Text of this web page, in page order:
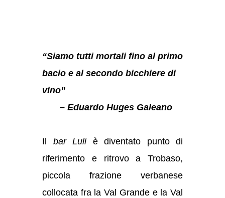
“Siamo tutti mortali fino al primo
bacio e al secondo bicchiere di
vino”
– Eduardo Huges Galeano
Il bar Luliè diventato punto di
riferimento e ritrovo a Trobaso,
piccola frazione verbanese
collocata fra la Val Grande e la Val